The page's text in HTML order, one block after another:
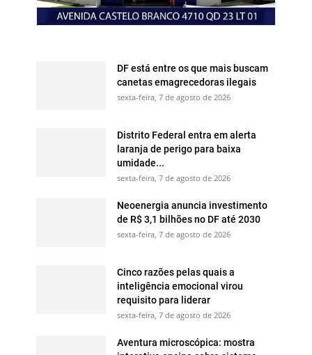
DF está entre os que mais buscam
canetas emagrecedoras ilegais
sexta-feira, 7 de agosto de 2026
Distrito Federal entra em alerta
laranja de perigo para baixa
umidade...
sexta-feira, 7 de agosto de 2026
Neoenergia anuncia investimento
de R$ 3,1 bilhões no DF até 2030
sexta-feira, 7 de agosto de 2026
Cinco razões pelas quais a
inteligência emocional virou
requisito para liderar
sexta-feira, 7 de agosto de 2026
Aventura microscópica: mostra